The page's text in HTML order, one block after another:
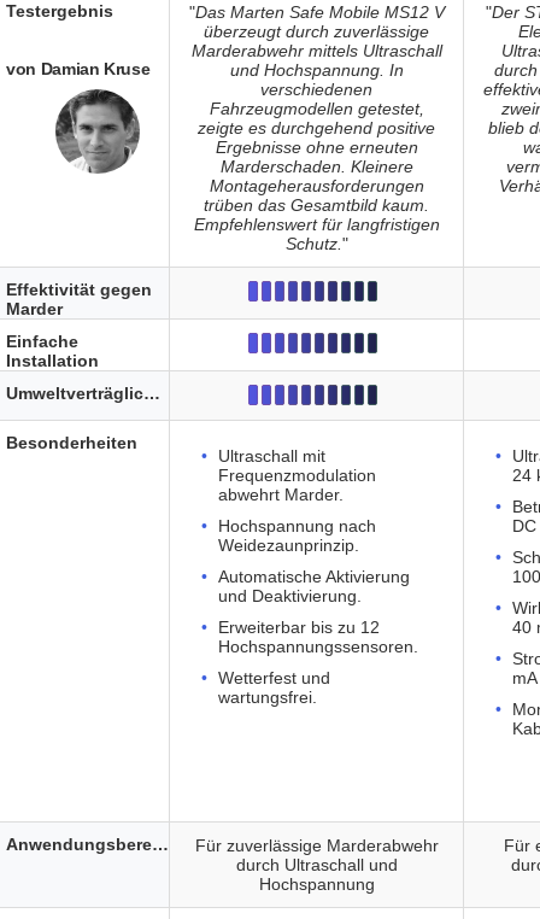
"Das Marten Safe Mobile MS12 V
überzeugt durch zuverlässige
Marderabwehr mittels Ultraschall
und Hochspannung. In
verschiedenen
Fahrzeugmodellen getestet,
zeigte es durchgehend positive
Ergebnisse ohne erneuten
Marderschaden. Kleinere
Montageherausforderungen
trüben das Gesamtbild kaum.
Empfehlenswert für langfristigen
Schutz."
"Der
blieb
Ultraschall mit
Frequenzmodulation
abwehrt Marder.
Hochspannung nach
Weidezaunprinzip.
Automatische Aktivierung
und Deaktivierung.
Erweiterbar bis zu 12
Hochspannungssensoren.
Wetterfest und
wartungsfrei.
24
DC
40
mA
Für zuverlässige Marderabwehr
durch Ultraschall und
Hochspannung
Für
Testergebnis
von Damian Kruse
Effektivität gegen
Marder
Einfache
Installation
Umweltverträglichkeit
Besonderheiten
Anwendungsbereich